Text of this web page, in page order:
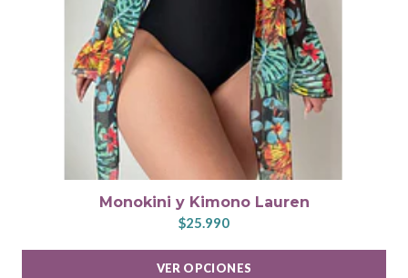
Monokini y Kimono Lauren
$25.990
VER OPCIONES